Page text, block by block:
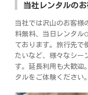
当社レンタルのお
当社では沢山のお客様
料無料、当日レンタル
ております。旅行先で
たいなど、様々なシー
す。延長利用も大歓迎
タルをご体験ください。